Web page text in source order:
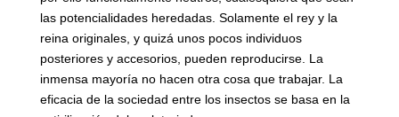
las potencialidades heredadas. Solamente el rey y la
reina originales, y quizá unos pocos individuos
posteriores y accesorios, pueden reproducirse. La
inmensa mayoría no hacen otra cosa que trabajar. La
eficacia de la sociedad entre los insectos se basa en la